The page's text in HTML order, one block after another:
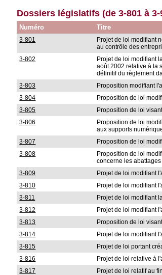
Dossiers législatifs (de 3-801 à 3-
Numéro Titre
3-801
Projet de loi modifiant
au contrôle des
3-802
Projet de loi modifiant
août 2002 relative à la
définitif du règlement
3-803 Proposition modifiant
3-804
Proposition de loi
3-805
Proposition de loi
3-806
Proposition de loi
aux supports
3-807 Proposition de loi
3-808
Proposition de loi
concerne les
3-809 Projet de loi modifiant
3-810
Projet de loi modifiant
3-811
Projet de loi modifiant
3-812
Projet de loi modifiant
3-813
Proposition de loi
3-814
Projet de loi modifiant
3-815
Projet de loi portant
3-816
Projet de loi relative à
3-817
Projet de loi relatif au